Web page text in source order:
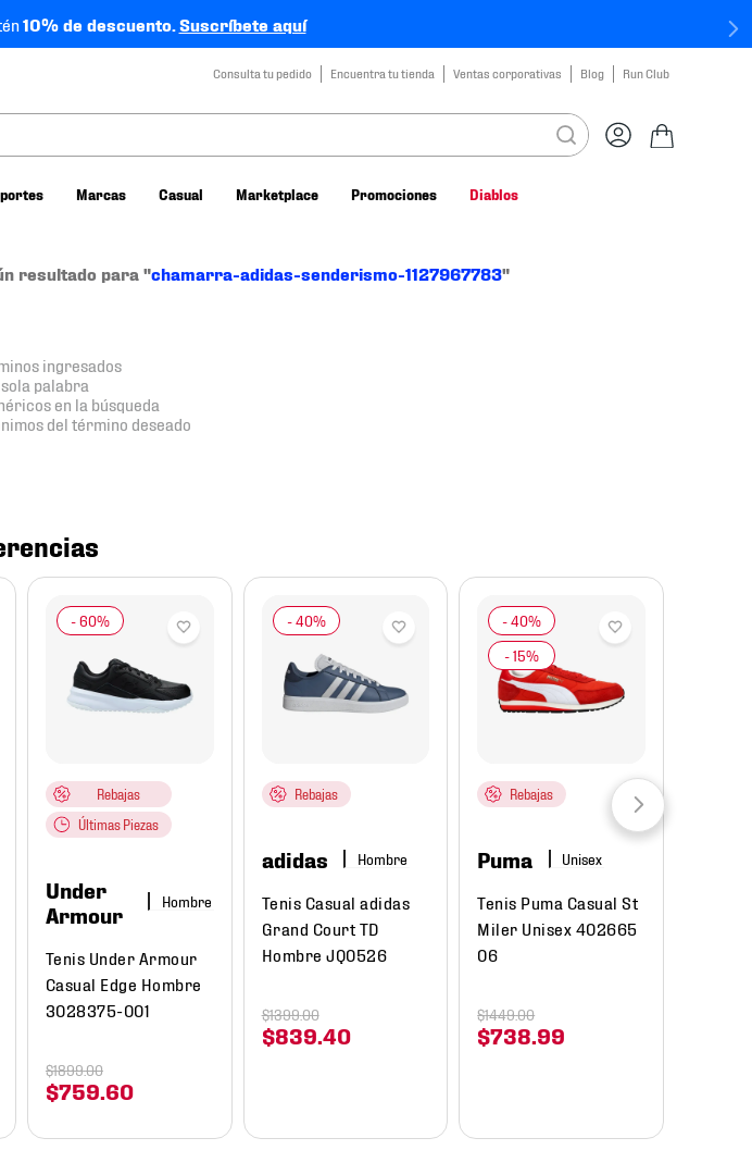
10% de descuento.Suscríbete aquí
Consulta tu pedido Encuentra tu tienda Ventas corporativas Blog Run Club
Marcas Casual Marketplace Promociones Diablos
resultado para "chamarra-adidas-senderismo-1127967783"
ingresados
palabra
en la búsqueda
del término deseado
Rebajas
Últimas Piezas
Under
Armour
Hombre
Tenis Under Armour
Casual Edge Hombre
3028375-001
$759 60
$1899.00
Rebajas
adidas Hombre
Tenis Casual adidas
Grand Court TD
Hombre JQ0526
$839 40
$1399.00
Rebajas
Puma
Tenis Puma Casual St
Miler Unisex 402665
06
$738 99
$1449.00